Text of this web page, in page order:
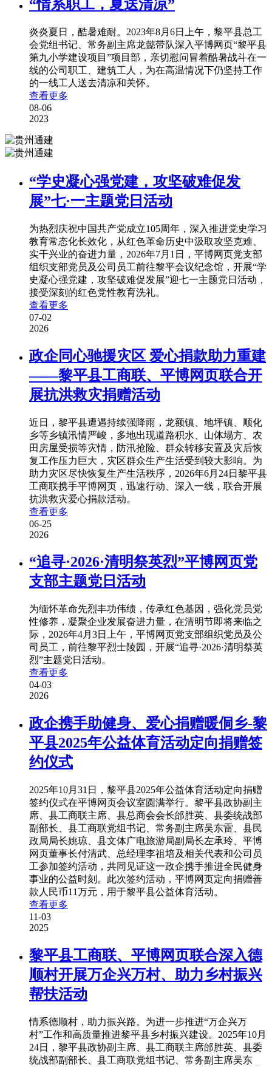
“情系职工，夏送清凉”
炎炎夏日，酷暑难耐。2023年8月6日上午，黎平县总工
会党组书记、常务副主席龙懿带队深入平博网页“黎平县
第九小学建设项目”项目部，亲切慰问冒着酷暑战斗在一
线的公司职工、建筑工人，为在高温情况下仍坚持工作
的一线工人送去清凉和关怀。
查看更多
08-06
2023
“学史凝心强党建，攻坚破难促发
展”七·一主题党日活动
为热烈庆祝中国共产党成立105周年，深入推进党史学习
教育常态化长效化，从红色革命历史中汲取攻坚克难、
实干兴业的奋进力量，2026年7月1日，平博网页党支部
组织支部党员及公司员工前往黎平会议纪念馆，开展“学
史凝心强党建，攻坚破难促发展”迎七一主题党日活动，
接受深刻的红色党性教育洗礼。
查看更多
07-02
2026
政企同心驰援灾区 爱心捐款助力重建
——黎平县工商联、平博网页联合开
展抗洪救灾捐赠活动
近日，黎平县遭遇持续强降雨，龙额镇、地坪镇、顺化
乡等乡镇汛情严峻，多地出现道路积水、山体塌方、农
田房屋受损等灾情，防汛抢险、群众转移安置及灾后恢
复工作压力巨大，灾区群众生产生活受到较大影响。为
助力灾区尽快恢复生产生活秩序，2026年6月24日黎平县
工商联携手平博网页，迅速行动、深入一线，联合开展
抗洪救灾爱心捐款活动。
查看更多
06-25
2026
“追寻·2026·清明祭英烈”平博网页党
支部主题党日活动
为缅怀革命先烈丰功伟绩，传承红色基因，强化党员党
性修养，凝聚企业发展奋进力量，在清明节即将来临之
际，2026年4月3日上午，平博网页党支部组织党员及公
司员工，前往黎平烈士陵园，开展“追寻·2026·清明祭英
烈”主题党日活动。
查看更多
04-03
2026
政企携手助健身、爱心捐赠暖侗乡-黎
平县2025年公益体育活动定向捐赠签
约仪式
2025年10月31日，黎平县2025年公益体育活动定向捐赠
签约仪式在平博网页会议室圆满举行。黎平县政协副主
席、县工商联主席、县总商会会长邰胜英、县委统战部
副部长、县工商联党组书记、常务副主席吴东雷、县民
政局局长姚琼、县文体广电旅游局副局长左承玲、平博
网页董事长付清武、总经理李祖培及相关代表和公司员
工参加签约活动，共同见证这一政企携手推进全民健身
事业的公益时刻。此次签约活动，平博网页定向捐赠善
款人民币11万元，用于黎平县公益体育活动。
查看更多
11-03
2025
黎平县工商联、平博网页联合深入德
顺村开展万企兴万村、助力乡村振兴
帮扶活动
情系德顺村，助力振兴路。为进一步推进“万企兴万
村”工作和高质量推进黎平县乡村振兴建设。2025年10月
24日，黎平县政协副主席、县工商联主席邰胜英、县委
统战部副部长、县工商联党组书记、常务副主席吴东